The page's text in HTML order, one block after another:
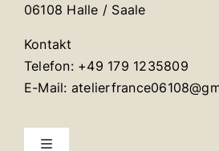
06108 Halle / Saale
Kontakt
Telefon: +49 179 1235809
E-Mail: